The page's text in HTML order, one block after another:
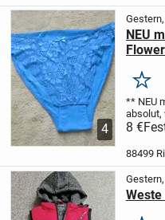
4
NEU
* Slip
aqua-
** NEU
absolut,
türkis
Lace-
UNTER-
8 €
88499